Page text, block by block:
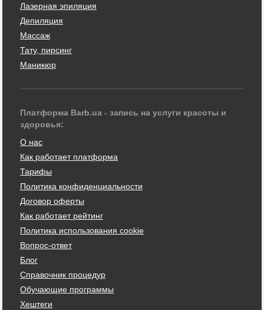
Лазерная эпиляция
Депиляция
Массаж
Тату, пирсинг
Маникюр
Платформа Barb.ua - запись на услуги красоты и
здоровья:
О нас
Как работает платформа
Тарифы
Политика конфиденциальности
Договор оферты
Как работает рейтинг
Политика использования cookie
Вопрос-ответ
Блог
Справочник процедур
Обучающие программы
Хештеги